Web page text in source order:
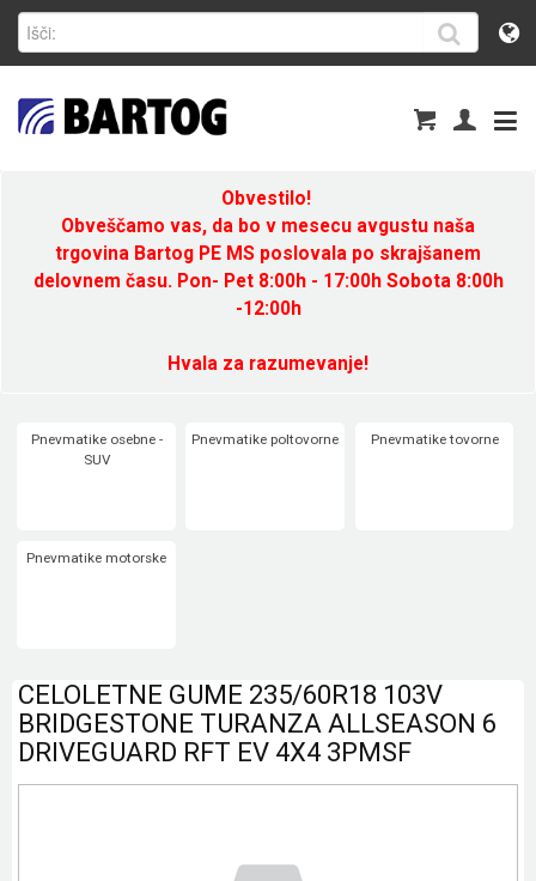
Obvestilo!
Obveščamo vas, da bo v mesecu avgustu naša
trgovina Bartog PE MS poslovala po skrajšanem
delovnem času. Pon- Pet 8:00h - 17:00h Sobota 8:00h
-12:00h
Hvala za razumevanje!
Pnevmatike osebne -
SUV
Pnevmatike poltovorne Pnevmatike tovorne
Pnevmatike motorske
CELOLETNE GUME 235/60R18 103V
BRIDGESTONE TURANZA ALLSEASON 6
DRIVEGUARD RFT EV 4X4 3PMSF